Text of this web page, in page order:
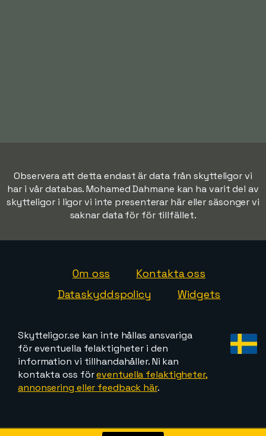
Observera att detta endast är data från skytteligor vi
har i vår databas. Mohamed Dahmane kan ha varit del av
skytteligor i ligor vi inte presenterar här eller säsonger vi
saknar data för för tillfället.
Om oss
Kontakta oss
Dataskyddspolicy
Widgets
Skytteligor.se kan inte hållas ansvariga
för eventuella felaktigheter i den
information vi tillhandahåller. Ni kan
kontakta oss föreventuella felaktigheter,
annonsering eller feedback här.